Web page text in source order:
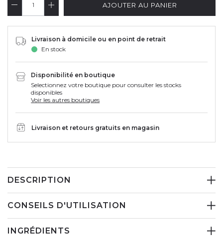
AJOUTER AU PANIER
Livraison à domicile ou en point de retrait
En stock
Disponibilité en boutique
Selectionnez votre boutique pour consulter les stocks
disponibles
Voir les autres boutiques
Livraison et retours gratuits en magasin
DESCRIPTION
CONSEILS D'UTILISATION
INGRÉDIENTS